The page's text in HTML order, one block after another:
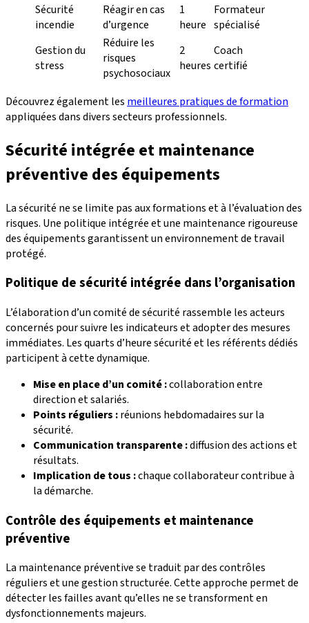
Sécurité
incendie
Réagir en cas
d’urgence
1
heure
Formateur
spécialisé
Gestion du
stress
Réduire les
risques
psychosociaux
2
heures
Coach
certifié
Découvrez également les meilleures pratiques de formation
appliquées dans divers secteurs professionnels.
Sécurité intégrée et maintenance
préventive des équipements
La sécurité ne se limite pas aux formations et à l’évaluation des
risques. Une politique intégrée et une maintenance rigoureuse
des équipements garantissent un environnement de travail
protégé.
Politique de sécurité intégrée dans l’organisation
L’élaboration d’un comité de sécurité rassemble les acteurs
concernés pour suivre les indicateurs et adopter des mesures
immédiates. Les quarts d’heure sécurité et les référents dédiés
participent à cette dynamique.
Mise en place d’un comité :collaboration entre
direction et salariés.
Points réguliers :réunions hebdomadaires sur la
sécurité.
Communication transparente :diffusion des actions et
résultats.
Implication de tous :chaque collaborateur contribue à
la démarche.
Contrôle des équipements et maintenance
préventive
La maintenance préventive se traduit par des contrôles
réguliers et une gestion structurée. Cette approche permet de
détecter les failles avant qu’elles ne se transforment en
dysfonctionnements majeurs.